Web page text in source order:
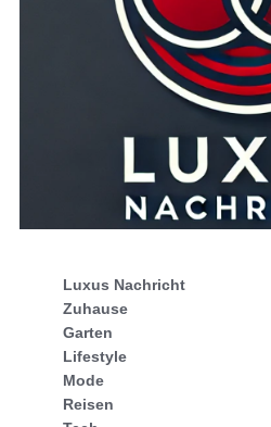
Luxus Nachricht
Zuhause
Garten
Lifestyle
Mode
Reisen